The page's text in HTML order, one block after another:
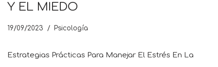
Y EL MIEDO
19/09/2023 Psicología
Estrategias Prácticas Para Manejar El Estrés En La